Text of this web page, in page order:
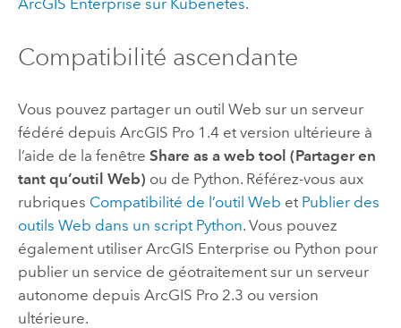
ArcGIS Enterprise sur Kubenetes.
Compatibilité ascendante
Vous pouvez partager un outil Web sur un serveur
fédéré depuis ArcGIS Pro1.4 et version ultérieure à
l’aide de la fenêtre Share as a web tool (Partager en
tant qu’outil Web) ou de Python. Référez-vous aux
rubriques Compatibilité de l’outil Web et Publier des
outils Web dans un script Python. Vous pouvez
également utiliser ArcGIS Enterprise ou Python pour
publier un service de géotraitement sur un serveur
autonome depuis ArcGIS Pro2.3 ou version
ultérieure.